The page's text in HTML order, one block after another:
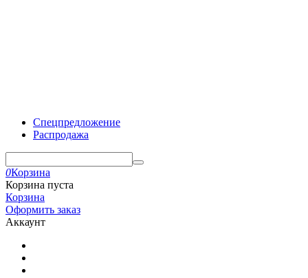
Спецпредложение
Распродажа
0Корзина
Корзина пуста
Корзина
Оформить заказ
Аккаунт